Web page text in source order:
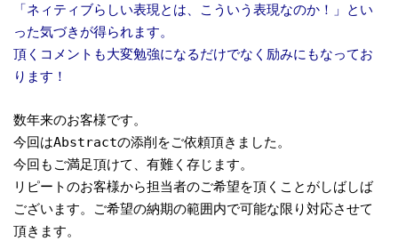
「ネィティブらしい表現とは、こういう表現なのか！」とい
った気づきが得られます。
頂くコメントも大変勉強になるだけでなく励みにもなってお
ります！
数年来のお客様です。
今回はAbstractの添削をご依頼頂きました。
今回もご満足頂けて、有難く存じます。
リピートのお客様から担当者のご希望を頂くことがしばしば
ございます。ご希望の納期の範囲内で可能な限り対応させて
頂きます。